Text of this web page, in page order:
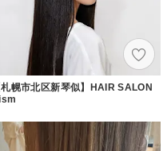
札幌市北区新琴似】HAIR SALON